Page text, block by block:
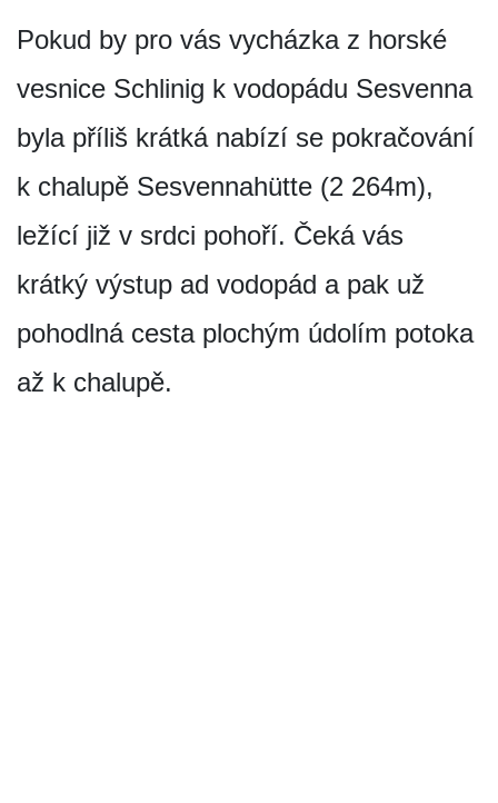
Pokud by pro vás vycházka z horské
vesnice Schlinig k vodopádu Sesvenna
byla příliš krátká nabízí se pokračování
k chalupě Ses­vennahütte (2 264m),
ležící již v srdci pohoří. Čeká vás
krátký výstup ad vodopád a pak už
pohodlná cesta plochým údolím potoka
až k chalupě.